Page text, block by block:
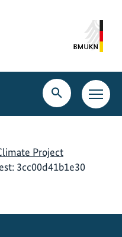
Suche
öffnen
Project
3cc00d41b1e30